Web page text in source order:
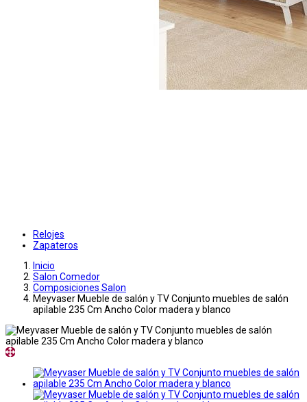
Relojes
Zapateros
Inicio
Salon Comedor
Composiciones Salon
Meyvaser Mueble de salón y TV Conjunto muebles de salón
apilable 235 Cm Ancho Color madera y blanco